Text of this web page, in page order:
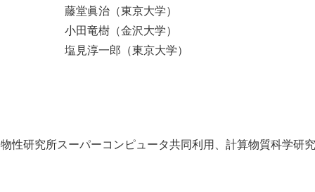
藤堂眞治（東京大学）
小田竜樹（金沢大学）
塩見淳一郎（東京大学）
性研究所スーパーコンピュータ共同利用、計算物質科学研